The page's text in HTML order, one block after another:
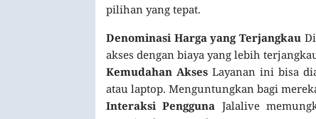
pilihan yang tepat.
Denominasi Harga yang Terjangkau
akses dengan biaya yang lebih
Kemudahan AksesLayanan ini bisa
atau laptop. Menguntungkan bagi
Interaksi Pengguna Jalalive